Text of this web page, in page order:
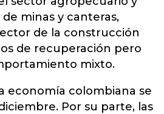
minas y canteras,
de la construcción
de recuperación pero
mixto.
economía colombiana se
Por su parte, las